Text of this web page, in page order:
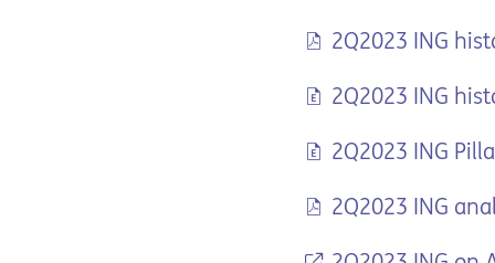
2Q2023 ING
2Q2023 ING
2Q2023 ING
2Q2023 ING